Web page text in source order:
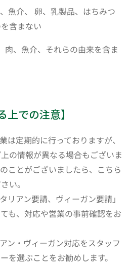
魚介、 卵、乳製品、はちみつ
含まない
肉、魚介、それらの由来を含ま
上での注意】
は定期的に行っておりますが、
の情報が異なる場合もございま
ことがございましたら、こちら
い。
リアン要請、ヴィーガン要請」
も、対応や営業の事前確認をお
ン・ヴィーガン対応をスタッフ
を選ぶことをお勧めします。